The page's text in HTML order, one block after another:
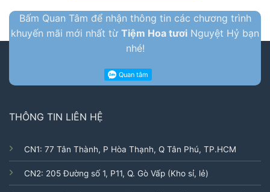
Bấm Quan Tâm để nhận thông tin các chương trình
khuyến mãi mới nhất từ Tiệm Hoa tươi Nguyệt Hỷ bạn
nhé!
THÔNG TIN LIÊN HỆ
CN1: 77 Tân Thành, P Hòa Thạnh, Q Tân Phú, TP.HCM
CN2: 205 Đường số 1, P11, Q. Gò Vấp (Kho sỉ, lẻ)